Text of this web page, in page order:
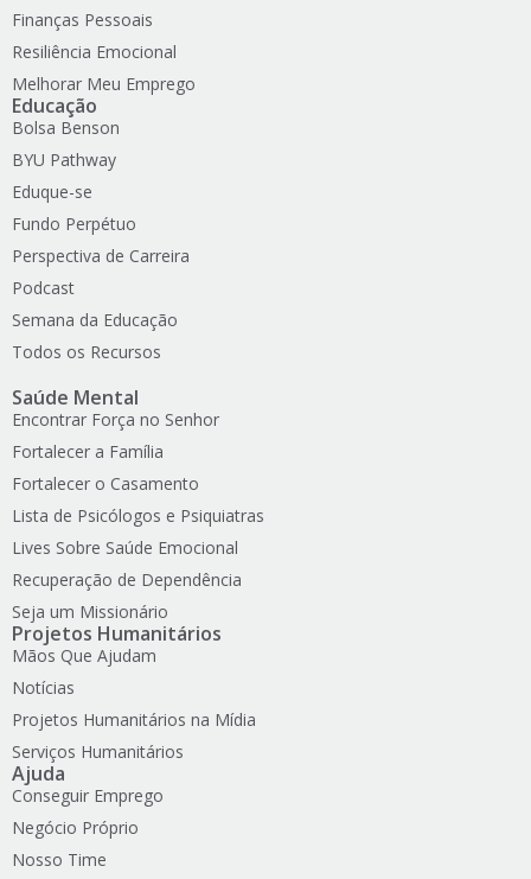
Finanças Pessoais
Resiliência Emocional
Melhorar Meu Emprego
Educação
Bolsa Benson
BYU Pathway
Eduque-se
Fundo Perpétuo
Perspectiva de Carreira
Podcast
Semana da Educação
Todos os Recursos
Saúde Mental
Encontrar Força no Senhor
Fortalecer a Família
Fortalecer o Casamento
Lista de Psicólogos e Psiquiatras
Lives Sobre Saúde Emocional
Recuperação de Dependência
Seja um Missionário
Projetos Humanitários
Mãos Que Ajudam
Notícias
Projetos Humanitários na Mídia
Serviços Humanitários
Ajuda
Conseguir Emprego
Negócio Próprio
Nosso Time